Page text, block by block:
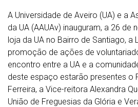
A Universidade de Aveiro (UA) e a
da UA (AAUAv) inauguram, a 26 de
loja da UA no Bairro de Santiago, a
promoção de ações de
encontro entre a UA e a
deste espaço estarão presentes o
Ferreira, a Vice-reitora Alexandra
União de Freguesias da Glória e